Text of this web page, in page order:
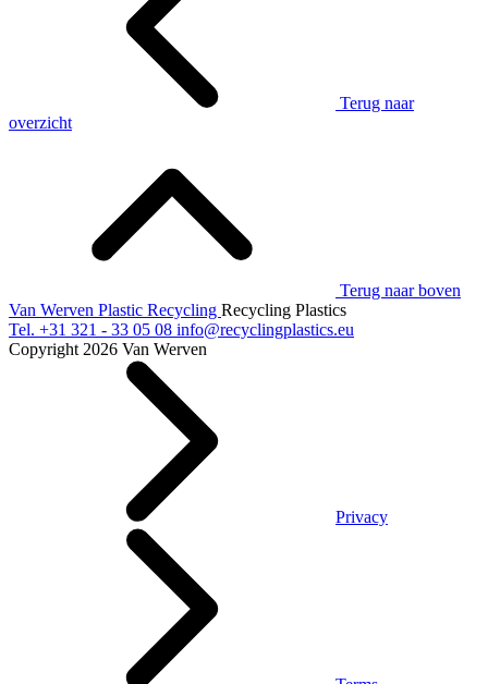
Terug naar
overzicht
Terug naar boven
Van Werven Plastic Recycling Recycling Plastics
Tel. +31 321 - 33 05 08 info@recyclingplastics.eu
Copyright 2026 Van Werven
Privacy